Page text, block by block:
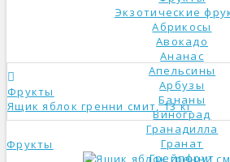
Экзотические
Абрикосы
Авокадо
Ананас
Апельсины
Арбузы
Бананы
Виноград
Гранадилла
Гранат
Грейпфрут
Фрукты
Ящик яблок гренни смит, 13 кг
Фрукты